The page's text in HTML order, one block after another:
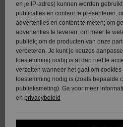
en je IP-adres) kunnen worden
publicaties en content te presenteren;
advertenties en content te meten; om
advertenties te leveren; om meer te
publiek; om de producten van onze
verbeteren. Je kunt je keuzes
toestemming nodig is al dan niet te
verzetten wanneer het gaat om
toestemming nodig is (zoals bepaalde
publieksmeting). Ga voor meer
en privacybeleid